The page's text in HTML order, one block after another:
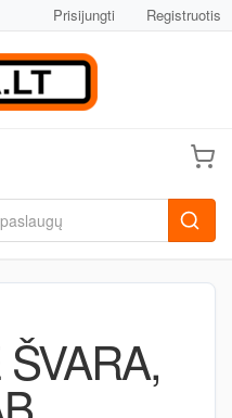
Prisijungti Registruotis